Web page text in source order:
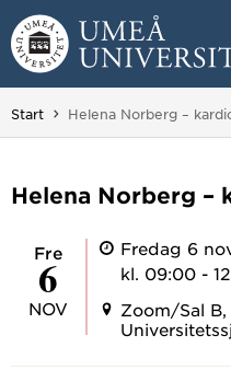
Hoppa direkt till
Huvudmenyn dold.
Start Du är här:
Helena Norberg –
Helena Norberg –
fre
6
NOV
Fredag 6
kl. 09:00 -
Zoom/Sal